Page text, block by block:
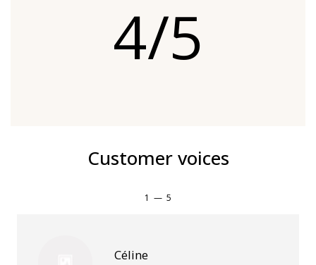
4/5
Customer voices
1 — 5
Céline